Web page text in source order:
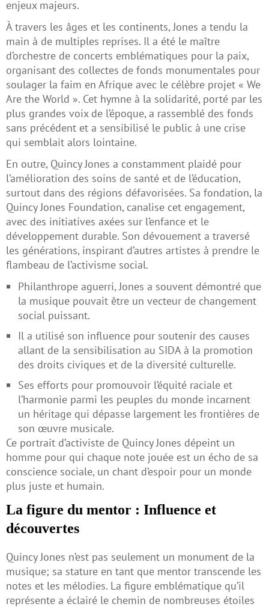
enjeux majeurs.
À travers les âges et les continents, Jones a tendu la
main à de multiples reprises. Il a été le maître
d’orchestre de concerts emblématiques pour la paix,
organisant des collectes de fonds monumentales pour
soulager la faim en Afrique avec le célèbre projet « We
Are the World ». Cet hymne à la solidarité, porté par les
plus grandes voix de l’époque, a rassemblé des fonds
sans précédent et a sensibilisé le public à une crise
qui semblait alors lointaine.
En outre, Quincy Jones a constamment plaidé pour
l’amélioration des soins de santé et de l’éducation,
surtout dans des régions défavorisées. Sa fondation, la
Quincy Jones Foundation, canalise cet engagement,
avec des initiatives axées sur l’enfance et le
développement durable. Son dévouement a traversé
les générations, inspirant d’autres artistes à prendre le
flambeau de l’activisme social.
Philanthrope aguerri, Jones a souvent démontré que
la musique pouvait être un vecteur de changement
social puissant.
Il a utilisé son influence pour soutenir des causes
allant de la sensibilisation au SIDA à la promotion
des droits civiques et de la diversité culturelle.
Ses efforts pour promouvoir l’équité raciale et
l’harmonie parmi les peuples du monde incarnent
un héritage qui dépasse largement les frontières de
son œuvre musicale.
Ce portrait d’activiste de Quincy Jones dépeint un
homme pour qui chaque note jouée est un écho de sa
conscience sociale, un chant d’espoir pour un monde
plus juste et humain.
La figure du mentor : Influence et
découvertes
Quincy Jones n’est pas seulement un monument de la
musique; sa stature en tant que mentor transcende les
notes et les mélodies. La figure emblématique qu’il
représente a éclairé le chemin de nombreuses étoiles